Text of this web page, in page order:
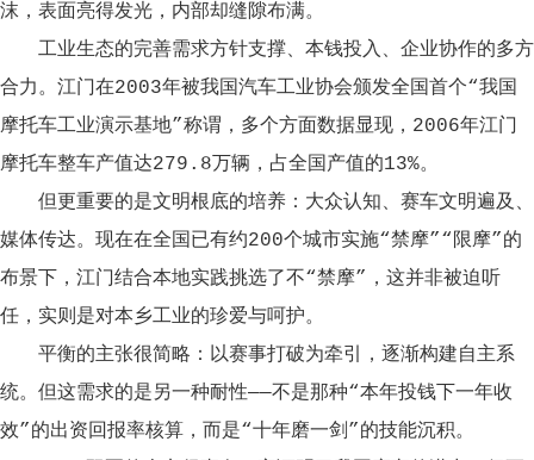
沫，表面亮得发光，内部却缝隙布满。
工业生态的完善需求方针支撑、本钱投入、企业协作的多方
合力。江门在2003年被我国汽车工业协会颁发全国首个“我国
摩托车工业演示基地”称谓，多个方面数据显现，2006年江门
摩托车整车产值达279.8万辆，占全国产值的13%。
但更重要的是文明根底的培养：大众认知、赛车文明遍及、
媒体传达。现在在全国已有约200个城市实施“禁摩”“限摩”的
布景下，江门结合本地实践挑选了不“禁摩”，这并非被迫听
任，实则是对本乡工业的珍爱与呵护。
平衡的主张很简略：以赛事打破为牵引，逐渐构建自主系
统。但这需求的是另一种耐性——不是那种“本年投钱下一年收
效”的出资回报率核算，而是“十年磨一剑”的技能沉积。